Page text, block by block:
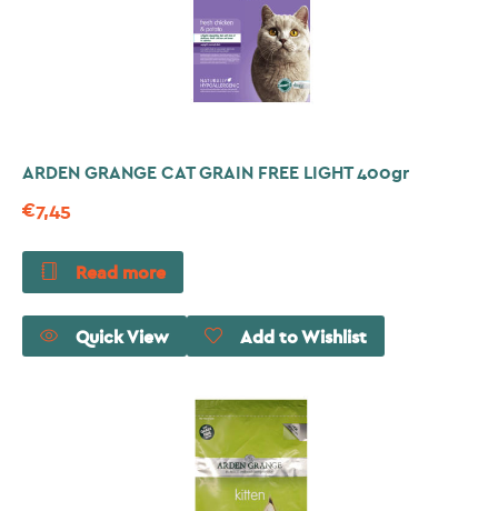
ARDEN GRANGE CAT GRAIN FREE LIGHT 400gr
€7,45
Read more
Quick View Add to Wishlist